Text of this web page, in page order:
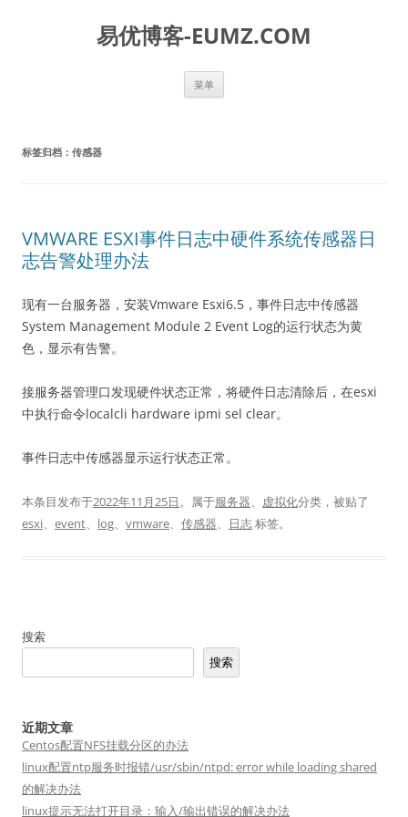
易优博客-EUMZ.COM
菜单
标签归档： 传感器
VMWARE ESXI事件日志中硬件系统传感器日
志告警处理办法
现有一台服务器，安装Vmware Esxi6.5，事件日志中传感器
System Management Module 2 Event Log的运行状态为黄
色，显示有告警。
接服务器管理口发现硬件状态正常，将硬件日志清除后，在esxi
中执行命令localcli hardware ipmi sel clear。
事件日志中传感器显示运行状态正常。
本条目发布于2022年11月25日。属于服务器、 虚拟化分类，被贴了
esxi、 event、 log、 vmware、 传感器、 日志标签。
搜索
搜索
近期文章
Centos配置NFS挂载分区的办法
linux配置ntp服务时报错/usr/sbin/ntpd: error while loading shared
的解决办法
linux提示无法打开目录：输入/输出错误的解决办法